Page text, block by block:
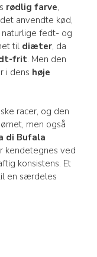
rødlig farve,
anvendte kød,
fedt- og
til diæter, da
frit. Men den
i dens høje
racer, og den
men også
di Bufala
kendetegnes ved
konsistens. Et
en særdeles